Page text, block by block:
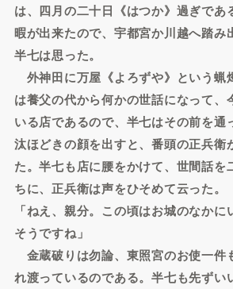
は、四月の二十日《はつか》過ぎであ
暇が出来たので、宇都宮か川越へ踏み
半七は思った。
外神田に万屋《よろずや》という蝋
は養父の代から何かの世話になって、
いる店であるので、半七はその前を通
汰ほどきの顔を出すと、番頭の正兵衛
た。半七も店に腰をかけて、世間話を
ちに、正兵衛は声をひそめて云った。
「ねえ、親分。この頃はお城のなか
そうですね」
金蔵破りは勿論、東照宮のお使一件
れ渡っているのである。半七も先ずい